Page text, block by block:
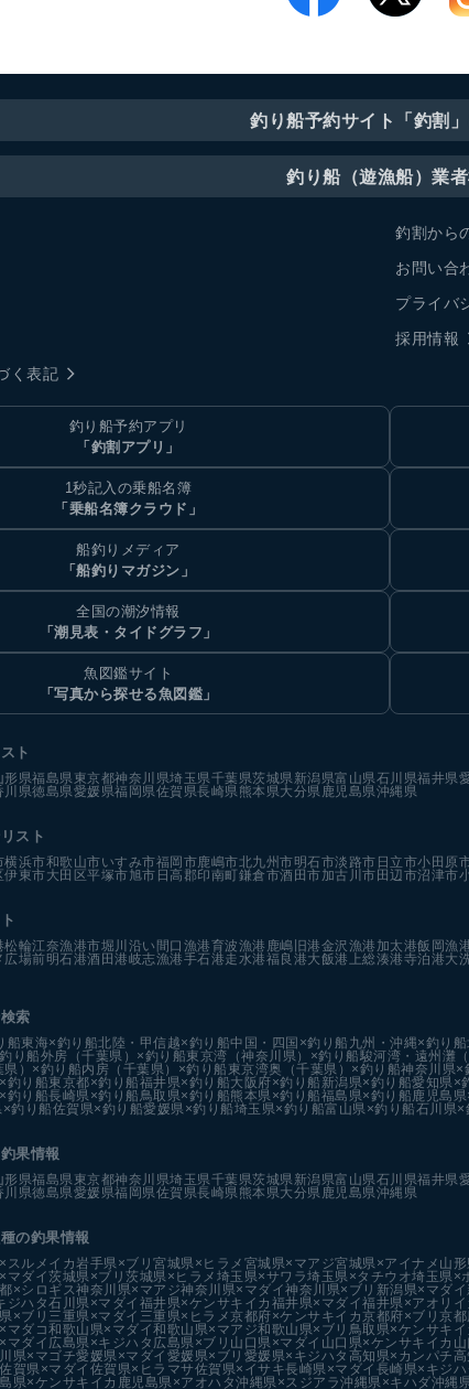
釣り船予約サイト「釣割
釣り船（遊漁船）業
釣割から
お問い合
プライバ
採用情報
く表記
釣り船予約アプリ
「釣割アプリ」
1秒記入の乗船名簿
「乗船名簿クラウド」
船釣りメディア
「船釣りマガジン」
全国の潮汐情報
「潮見表・タイドグラフ」
魚図鑑サイト
「写真から探せる魚図鑑」
ト
形県福島県 東京都神奈川県埼玉県千葉県茨城県 新潟県富山県石川県福井県
川県徳島県愛媛県福岡県佐賀県長崎県 熊本県大分県 鹿児島県沖縄県
スト
横浜市和歌山市いすみ市福岡市鹿嶋市北九州市明石市淡路市 日立市小田原
伊東市大田区平塚市旭市 日高郡印南町鎌倉市酒田市加古川市田辺市沼津市
松輪江奈漁港市堀川沿い 間口漁港育波漁港 鹿嶋旧港金沢漁港 加太港飯岡漁
広場前明石港酒田港岐志漁港手石港走水港福良港大飯港 上総湊港寺泊港大
索
船東海×釣り船北陸・甲信越×釣り船中国・四国×釣り船 九州・沖縄×釣り船
り船外房（千葉県）×釣り船東京湾（神奈川県）×釣り船駿河湾・遠州灘
県）×釣り船内房（千葉県）×釣り船 東京湾奥（千葉県）×釣り船神奈川県×
釣り船東京都×釣り船福井県×釣り船大阪府×釣り船 新潟県×釣り船愛知県×
釣り船長崎県×釣り船 鳥取県×釣り船熊本県×釣り船福島県×釣り船 鹿児島
釣り船佐賀県×釣り船愛媛県×釣り船埼玉県×釣り船富山県×釣り船石川県×
果情報
形県福島県 東京都神奈川県埼玉県千葉県茨城県 新潟県富山県石川県福井県
川県徳島県愛媛県福岡県佐賀県長崎県 熊本県大分県 鹿児島県沖縄県
の釣果情報
スルメイカ 岩手県×ブリ 宮城県×ヒラメ 宮城県×マアジ宮城県×アイナメ 山
マダイ茨城県×ブリ 茨城県×ヒラメ 埼玉県×サワラ埼玉県×タチウオ埼玉県×
×シロギス神奈川県×マアジ神奈川県×マダイ神奈川県×ブリ 新潟県×マダイ
ジハタ石川県×マダイ 福井県×ケンサキイカ 福井県×マダイ福井県×アオリイ
×ブリ 三重県×マダイ 三重県×ヒラメ京都府×ケンサキイカ京都府×ブリ 京都
マダコ和歌山県×マダイ和歌山県×マアジ和歌山県×ブリ 鳥取県×ケンサキイ
マダイ 広島県×キジハタ 広島県×ブリ 山口県×マダイ 山口県×ケンサキイカ
県×マゴチ愛媛県×マダイ 愛媛県×ブリ 愛媛県×キジハタ 高知県×カンパチ
佐賀県×マダイ 佐賀県×ヒラマサ佐賀県×イサキ長崎県×マダイ 長崎県×キジハ
県×ケンサキイカ 鹿児島県×アオハタ沖縄県×スジアラ沖縄県×キハダ沖縄